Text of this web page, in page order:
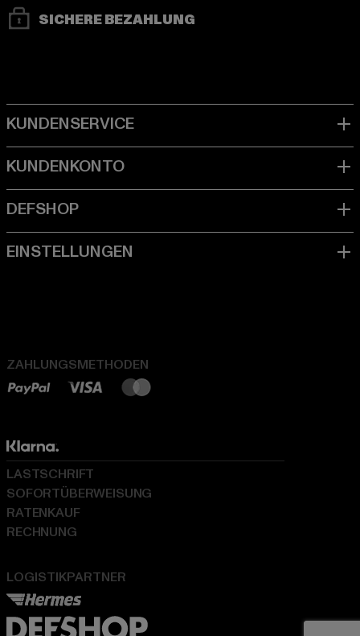
SICHERE BEZAHLUNG
ZAHLUNGSMETHODEN
LOGISTIKPARTNER
LASTSCHRIFT
SOFORTÜBERWEISUNG
RATENKAUF
RECHNUNG